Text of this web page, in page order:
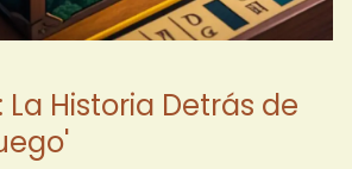
Historia Detrás de